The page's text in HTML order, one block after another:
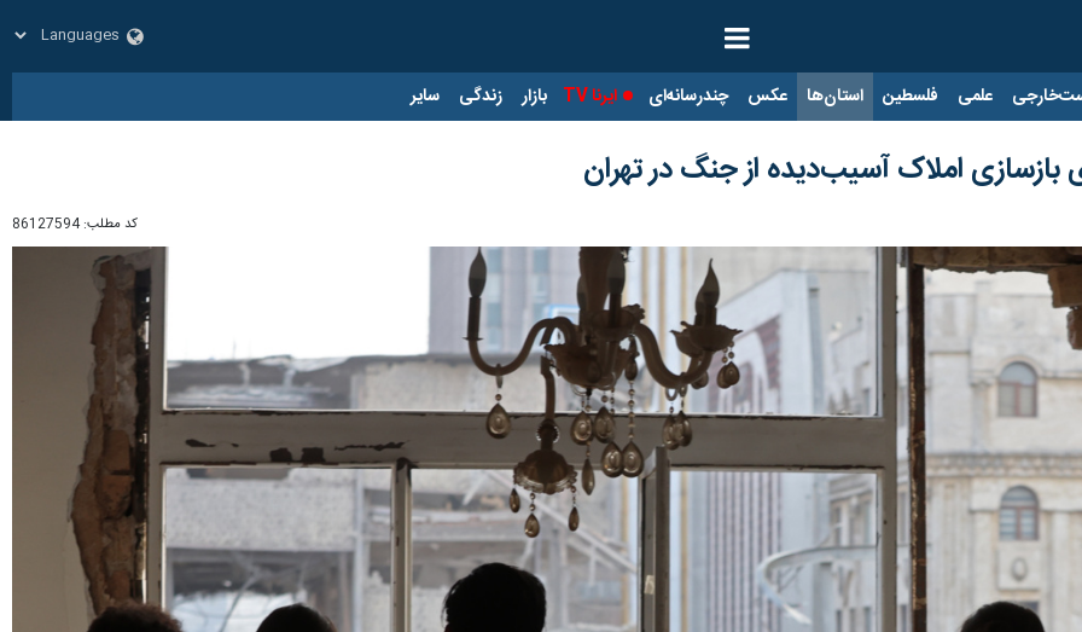
علمی فلسطین استان‌ها عکس چندرسانه‌ای ایرنا TV بازار زندگی سایر
بازسازی املاک آسیب‌دیده از جنگ در تهران
کد مطلب: 86127594